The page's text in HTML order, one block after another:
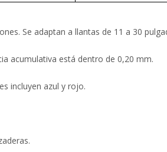
Se adaptan a llantas de 11 a 30
acumulativa está dentro de 0,20 mm.
incluyen azul y rojo.